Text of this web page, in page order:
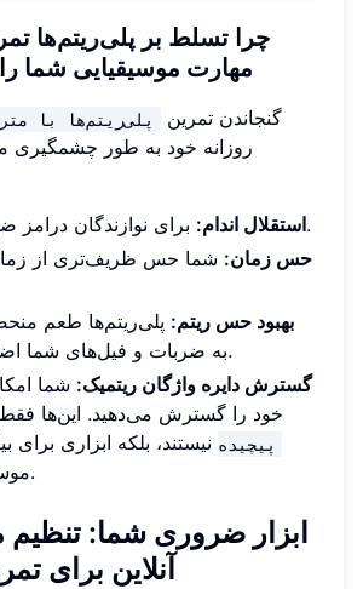
چرا تسلط بر پلی‌ریتم‌ها
مهارت موسیقیایی شما
گنجاندن تمرین پلی‌ریتم‌ها با مترونوم
روزانه خود به طور چشمگیری
استقلال اندام:برای نوازندگان درامز ضروری است.
حس زمان: شما حس ظریف‌تری از
بهبود حس ریتم: پلی‌ریتم‌ها طعم
به ضربات و فیل‌های شما اضافه می‌کنند.
گسترش دایره واژگان ریتمیک: شما
خود را گسترش می‌دهید. این‌ها فقط
پیچیده نیستند، بلکه ابزاری برای
موسیقی هستند.
آنلاین برای